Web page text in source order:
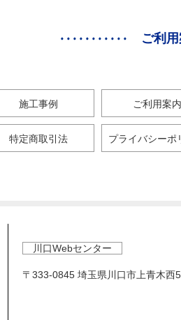
ご利
施工事例 ご利用案内
特定商取引法 プライバシーポ
川口Webセンター
〒333-0845 埼玉県川口市上青木西